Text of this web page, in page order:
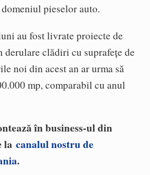
pieselor auto.
au fost livrate proiecte de
derulare clădiri cu suprafețe de
noi din acest an ar urma să
mp, comparabil cu anul
în business-ul din
la canalul nostru de
.